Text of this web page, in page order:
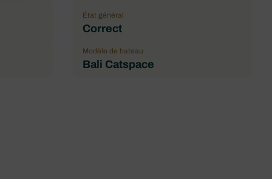
État général
Correct
Modèle de bateau
Bali Catspace